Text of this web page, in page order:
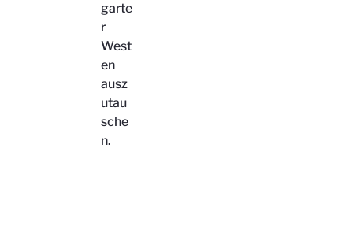
garte
r
West
en
ausz
utau
sche
n.